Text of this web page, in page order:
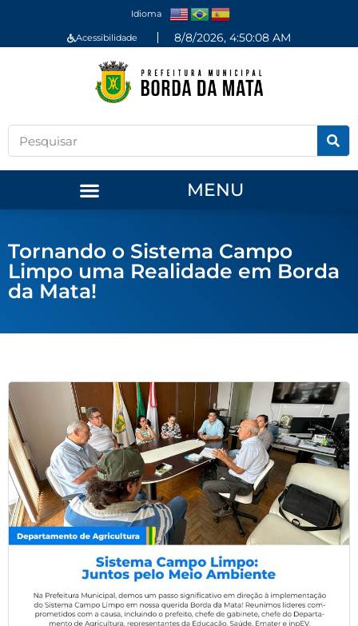
Idioma
Acessibilidade 8/8/2026, 4:50:08 AM
MENU
Tornando o Sistema Campo
Limpo uma Realidade em Borda
da Mata!